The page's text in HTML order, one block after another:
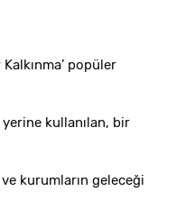
popüler
kullanılan, bir
kurumların geleceği